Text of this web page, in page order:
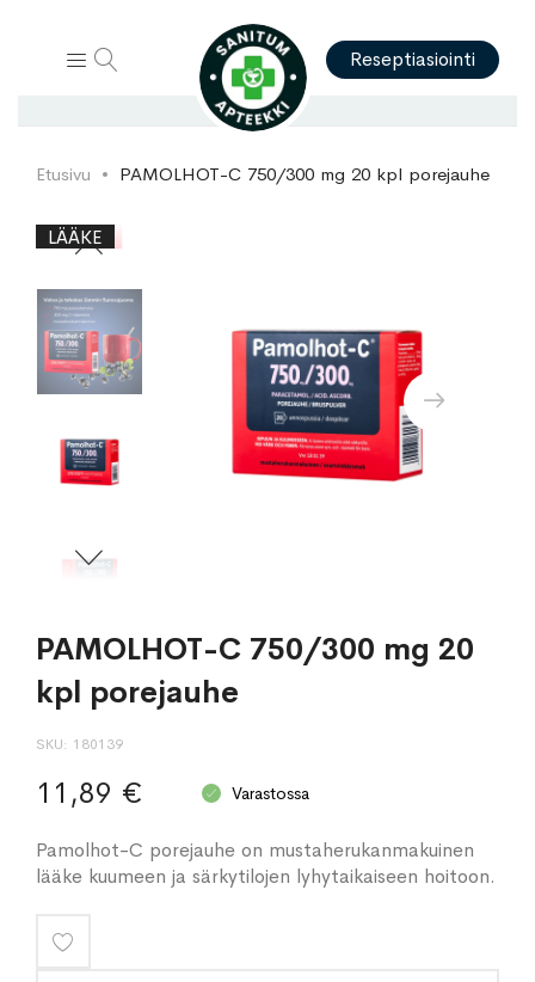
Reseptiasiointi
Etusivu PAMOLHOT-C 750/300 mg 20 kpl porejauhe
Skip
the
end
of
the
images
Skip
the
beginning
of
the
images
LÄÄKE
PAMOLHOT-C 750/300 mg 20
kpl porejauhe
SKU 180139
11,89 € Varastossa
Pamolhot-C porejauhe on mustaherukanmakuinen
lääke kuumeen ja särkytilojen lyhytaikaiseen hoitoon.